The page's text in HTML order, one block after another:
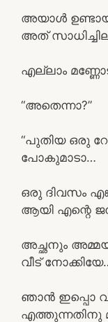
അയാൾ
അത്
എല്ലാം
“അതെന്നാ?”
“പുതിയ ഒരു
പോകുമാടാ…
ഒരു ദിവസം
ആയി എന്റെ
അച്ഛനും
വീട്
ഞാൻ ഇപ്പൊ
എത്തുന്നതിനു